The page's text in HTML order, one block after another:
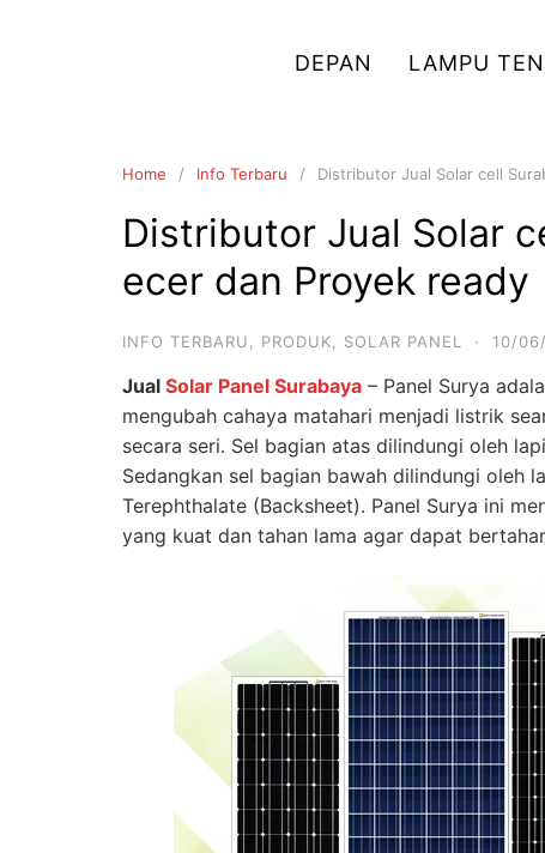
DEPAN LAMPU
Home Info Terbaru Distributor Jual Solar cell
Distributor Jual Solar
ecer dan Proyek ready
INFO TERBARU PRODUK SOLAR PANEL · 10/
Jual Solar Panel Surabaya – Panel Surya
mengubah cahaya matahari menjadi listrik
secara seri. Sel bagian atas dilindungi oleh
Sedangkan sel bagian bawah dilindungi oleh
Terephthalate (Backsheet). Panel Surya ini
yang kuat dan tahan lama agar dapat